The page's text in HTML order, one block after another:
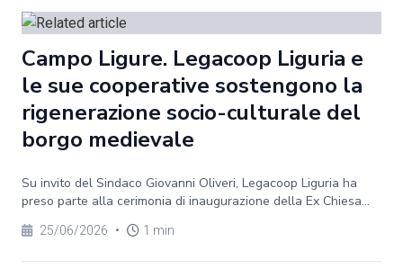
Campo Ligure. Legacoop Liguria e
le sue cooperative sostengono la
rigenerazione socio-culturale del
borgo medievale
Su invito del Sindaco Giovanni Oliveri, Legacoop Liguria ha
preso parte alla cerimonia di inaugurazione della Ex Chiesa...
25/06/2026 • 1 min